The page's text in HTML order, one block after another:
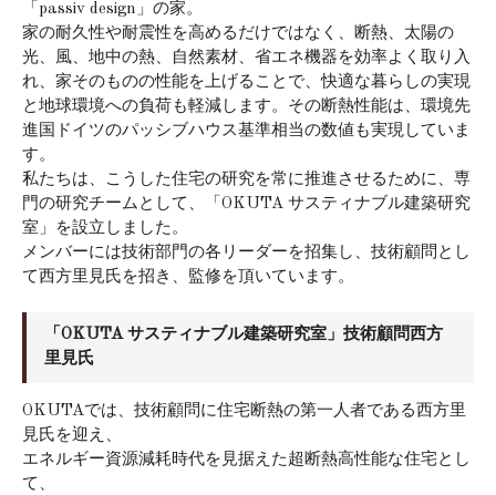
「passiv design」の家。
家の耐久性や耐震性を高めるだけではなく、断熱、太陽の
光、風、地中の熱、自然素材、省エネ機器を効率よく取り入
れ、家そのものの性能を上げることで、快適な暮らしの実現
と地球環境への負荷も軽減します。その断熱性能は、環境先
進国ドイツのパッシブハウス基準相当の数値も実現していま
す。
私たちは、こうした住宅の研究を常に推進させるために、専
門の研究チームとして、「OKUTA サスティナブル建築研究
室」を設立しました。
メンバーには技術部門の各リーダーを招集し、技術顧問とし
て西方里見氏を招き、監修を頂いています。
「OKUTA サスティナブル建築研究室」技術顧問西方
里見氏
OKUTAでは、技術顧問に住宅断熱の第一人者である西方里
見氏を迎え、
エネルギー資源減耗時代を見据えた超断熱高性能な住宅とし
て、